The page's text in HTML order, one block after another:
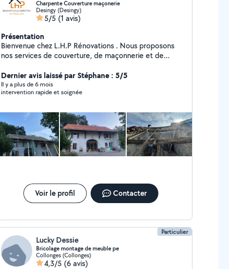
Charpente Couverture maçonerie
Desingy (Desingy)
5/5 (1 avis)
Présentation
Bienvenue chez L.H.P Rénovations . Nous proposons
nos services de couverture, de maçonnerie et de
maçonnerie ou votre aménagement extérieur, notre
équipe expérimentée est là pour répondre à vos
besoins . Contactez-nous dès aujourd'hui pour des
des futurs projets M.Cribel L.H.P
Dernier avis laissé par Stéphane : 5/5
Il y a plus de 6 mois
intervention rapide et soignée
Voir le profil Contacter
Particulier
Lucky Dessie
Bricolage montage de meuble pe
Collonges (Collonges)
4,3/5 (6 avis)